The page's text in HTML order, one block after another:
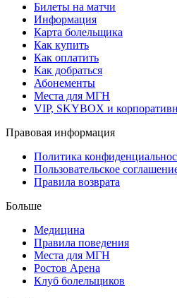
Билеты на матчи
Информация
Карта болельщика
Как купить
Как оплатить
Как добраться
Абонементы
Места для МГН
VIP, SKYBOX и
Правовая информация
Политика
Пользовательское
Правила возврата
Больше
Медицина
Правила поведения
Места для МГН
Ростов Арена
Клуб болельщиков